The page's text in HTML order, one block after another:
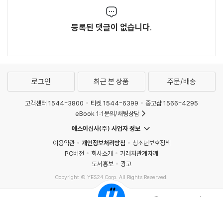
났는지, 원가족이 아닌 선택 가족들을 통해 삶이
내고 있다. 그런 면에서 더욱 반가운 책이다. 저자
과 절연하여 집을 떠나고도 생존자들이 잘살아갈
수 있는 사회가 되길 바란다. 이 책이 아직까지 학
대의 원인을 본인에게서 찾거나 문제가족과의 절
연을 주저하는 어떤 이에게 가족 해방의 힘으로
가닿기를 진심으로 바란다!
등록된 댓글이 없습니다.
로그인 최근 본 상품 주문/배송
고객센터 1544-3800 티켓 1544-6399
중고샵 1566-4295
eBook 1:1문의/채팅상담
예스이십사(주) 사업자 정보
이용약관
개인정보처리방침
청소년보호정책
PC버전
회사소개
거래처관계자께
도서홍보
광고
Copyright © YES24 Corp. All Rights Reserved.